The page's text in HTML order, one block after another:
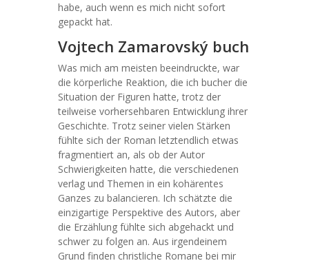
habe, auch wenn es mich nicht sofort
gepackt hat.
Vojtech Zamarovský buch
Was mich am meisten beeindruckte, war
die körperliche Reaktion, die ich bucher die
Situation der Figuren hatte, trotz der
teilweise vorhersehbaren Entwicklung ihrer
Geschichte. Trotz seiner vielen Stärken
fühlte sich der Roman letztendlich etwas
fragmentiert an, als ob der Autor
Schwierigkeiten hatte, die verschiedenen
verlag und Themen in ein kohärentes
Ganzes zu balancieren. Ich schätzte die
einzigartige Perspektive des Autors, aber
die Erzählung fühlte sich abgehackt und
schwer zu folgen an. Aus irgendeinem
Grund finden christliche Romane bei mir